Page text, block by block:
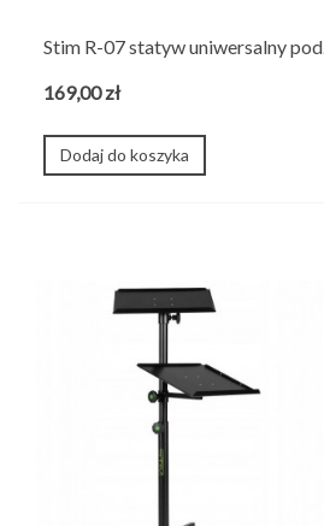
Stim R-07 statyw uniwersalny pod...
169,00 zł
Dodaj do koszyka